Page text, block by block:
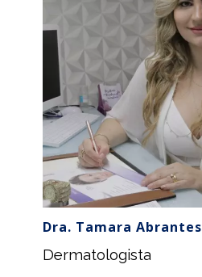
Dra. Tamara Abrantes
Dermatologista